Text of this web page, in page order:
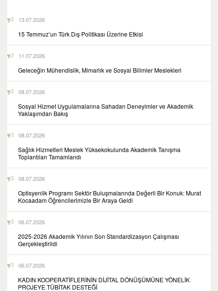
13.07.2026
15 Temmuz’un Türk Dış Politikası Üzerine Etkisi
11.07.2026
Geleceğin Mühendislik, Mimarlık ve Sosyal Bilimler Meslekleri
08.07.2026
Sosyal Hizmet Uygulamalarına Sahadan Deneyimler ve Akademik
Yaklaşımdan Bakış
08.07.2026
Sağlık Hizmetleri Meslek Yüksekokulunda Akademik Tanışma
Toplantıları Tamamlandı
08.07.2026
Optisyenlik Programı Sektör Buluşmalarında Değerli Bir Konuk: Murat
Kocaadam Öğrencilerimizle Bir Araya Geldi
06.07.2026
2025-2026 Akademik Yılının Son Standardizasyon Çalışması
Gerçekleştirildi
06.07.2026
KADIN KOOPERATİFLERİNİN DİJİTAL DÖNÜŞÜMÜNE YÖNELİK
PROJEYE TÜBİTAK DESTEĞİ